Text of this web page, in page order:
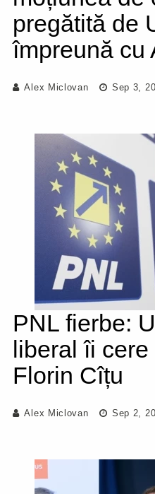
pregătită de
împreună cu
Alex Miclovan Sep 3,
PNL fierbe:
liberal îi
Florin Cîțu
Alex Miclovan Sep 2,